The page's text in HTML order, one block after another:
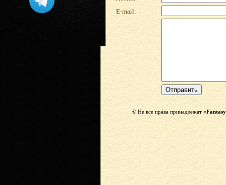
E-mail:
© Не все права принадлежат